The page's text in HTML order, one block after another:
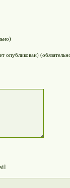
опубликован)